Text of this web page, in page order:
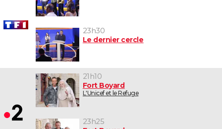
23h30
Le dernier cercle
21h10
Fort Boyard
L'Unicef et le Refuge
23h25